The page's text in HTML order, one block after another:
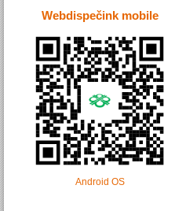
Webdispečink mobile
Android OS